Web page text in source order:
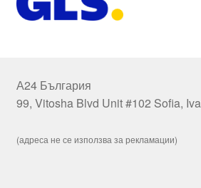
А24 България
99, Vitosha Blvd Unit #102 Sofia,
(адреса не се използва за рекламации)